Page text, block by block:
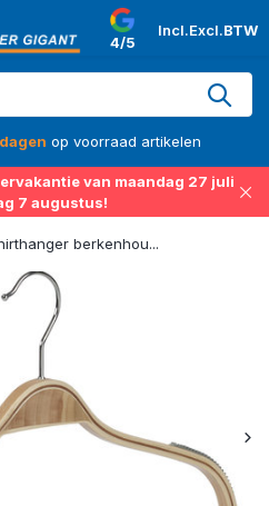
4/5
Incl.Excl.BTW
op voorraad artikelen
van maandag 27 juli
7 augustus!
berkenhou...